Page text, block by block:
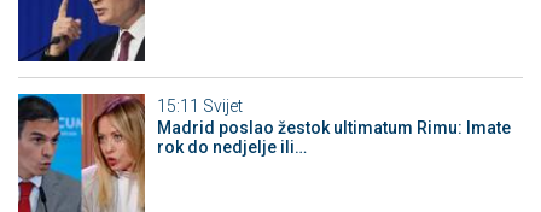
15:11 Svijet
Madrid poslao žestok ultimatum Rimu: Imate
rok do nedjelje ili…